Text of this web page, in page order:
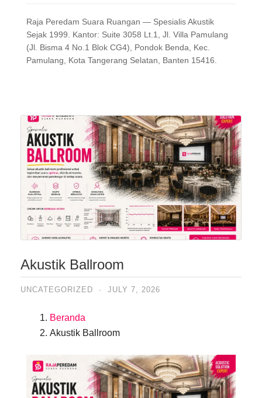
Raja Peredam Suara Ruangan — Spesialis Akustik
Sejak 1999. Kantor: Suite 3058 Lt.1, Jl. Villa Pamulang
(Jl. Bisma 4 No.1 Blok CG4), Pondok Benda, Kec.
Pamulang, Kota Tangerang Selatan, Banten 15416.
Akustik Ballroom
UNCATEGORIZED · JULY 7, 2026
Beranda
Akustik Ballroom